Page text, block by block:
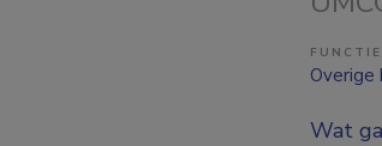
FUNCTIE
Overige
Wat